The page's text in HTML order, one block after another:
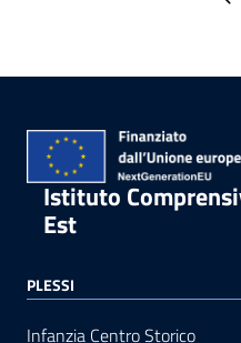
Istituto
Est
PLESSI
Infanzia Centro Storico